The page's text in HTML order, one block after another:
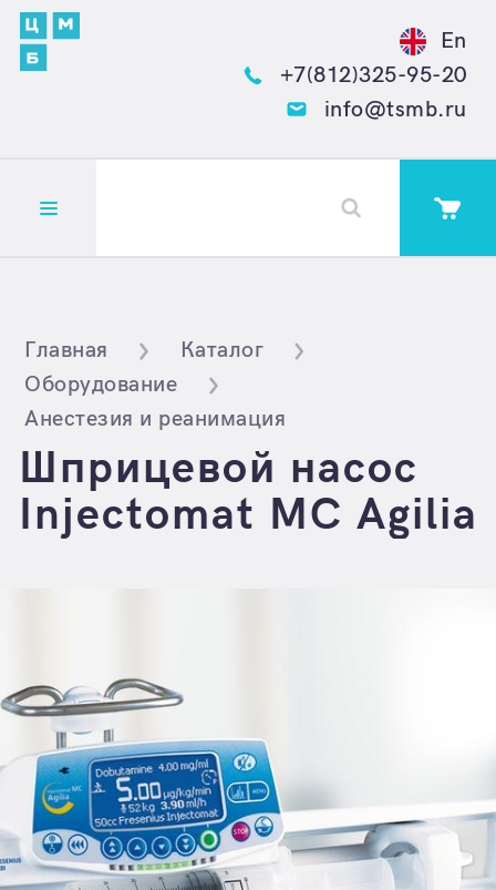
En
+7(812)325-95-20
info@tsmb.ru
Открыть меню
Главная
Каталог
Оборудование
Анестезия и реанимация
Шприцевой насос
Injectomat MC Agilia